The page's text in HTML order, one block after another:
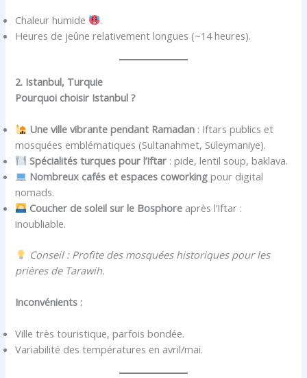
Chaleur humide
.
Heures de jeûne relativement longues (~14 heures).
2. Istanbul, Turquie
Pourquoi choisir Istanbul ?
Une ville vibrante pendant Ramadan : Iftars publics et
mosquées emblématiques (Sultanahmet, Süleymaniye).
Spécialités turques pour l’Iftar : pide, lentil soup, baklava.
Nombreux cafés et espaces coworking pour digital
nomads.
Coucher de soleil sur le Bosphore après l’Iftar :
inoubliable.
Conseil : Profite des mosquées historiques pour les
prières de Tarawih.
Inconvénients :
Ville très touristique, parfois bondée.
Variabilité des températures en avril/mai.